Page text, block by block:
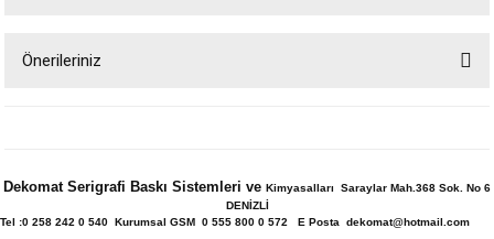
Önerileriniz
Ürün resmi kalitesiz, bozuk veya görüntülenemiyor.
Dekomat Serigrafi Baskı Sistemleri ve Kimyasalları Saraylar Mah.368 Sok. No 6
DENİZLİ
Tel :0 258 242 0 540 Kurumsal GSM 0 555 800 0 572 E Posta dekomat@hotmail.com